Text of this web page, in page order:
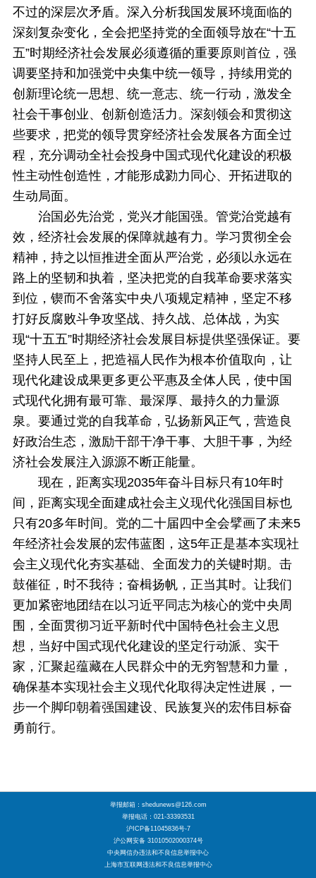
不过的深层次矛盾。深入分析我国发展环境面临的
深刻复杂变化，全会把坚持党的全面领导放在“十五
五”时期经济社会发展必须遵循的重要原则首位，强
调要坚持和加强党中央集中统一领导，持续用党的
创新理论统一思想、统一意志、统一行动，激发全
社会干事创业、创新创造活力。深刻领会和贯彻这
些要求，把党的领导贯穿经济社会发展各方面全过
程，充分调动全社会投身中国式现代化建设的积极
性主动性创造性，才能形成勠力同心、开拓进取的
生动局面。
治国必先治党，党兴才能国强。管党治党越有
效，经济社会发展的保障就越有力。学习贯彻全会
精神，持之以恒推进全面从严治党，必须以永远在
路上的坚韧和执着，坚决把党的自我革命要求落实
到位，锲而不舍落实中央八项规定精神，坚定不移
打好反腐败斗争攻坚战、持久战、总体战，为实
现“十五五”时期经济社会发展目标提供坚强保证。要
坚持人民至上，把造福人民作为根本价值取向，让
现代化建设成果更多更公平惠及全体人民，使中国
式现代化拥有最可靠、最深厚、最持久的力量源
泉。要通过党的自我革命，弘扬新风正气，营造良
好政治生态，激励干部干净干事、大胆干事，为经
济社会发展注入源源不断正能量。
现在，距离实现2035年奋斗目标只有10年时
间，距离实现全面建成社会主义现代化强国目标也
只有20多年时间。党的二十届四中全会擘画了未来5
年经济社会发展的宏伟蓝图，这5年正是基本实现社
会主义现代化夯实基础、全面发力的关键时期。击
鼓催征，时不我待；奋楫扬帆，正当其时。让我们
更加紧密地团结在以习近平同志为核心的党中央周
围，全面贯彻习近平新时代中国特色社会主义思
想，当好中国式现代化建设的坚定行动派、实干
家，汇聚起蕴藏在人民群众中的无穷智慧和力量，
确保基本实现社会主义现代化取得决定性进展，一
步一个脚印朝着强国建设、民族复兴的宏伟目标奋
勇前行。
举报邮箱：shedunews@126.com
举报电话：021-33393531
沪ICP备11045836号-7
沪公网安备 31010502000374号
中央网信办违法和不良信息举报中心
上海市互联网违法和不良信息举报中心